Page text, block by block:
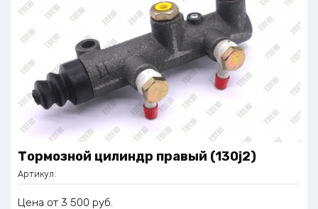
Тормозной цилиндр правый (130j2)
Артикул:
Цена 3 500 руб.